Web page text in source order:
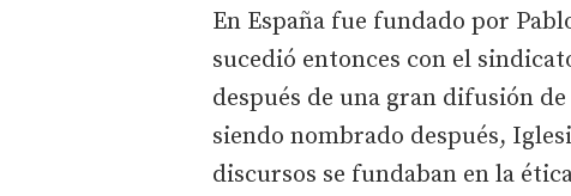
En España fue fundado por
sucedió entonces con el
después de una gran difusión
siendo nombrado después,
discursos se fundaban en la